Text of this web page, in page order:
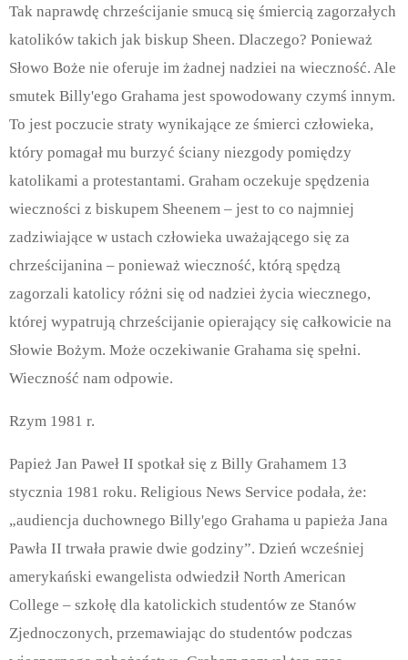
Tak naprawdę chrześcijanie smucą się śmiercią zagorzałych
katolików takich jak biskup Sheen. Dlaczego? Ponieważ
Słowo Boże nie oferuje im żadnej nadziei na wieczność. Ale
smutek Billy'ego Grahama jest spowodowany czymś innym.
To jest poczucie straty wynikające ze śmierci człowieka,
który pomagał mu burzyć ściany niezgody pomiędzy
katolikami a protestantami. Graham oczekuje spędzenia
wieczności z biskupem Sheenem – jest to co najmniej
zadziwiające w ustach człowieka uważającego się za
chrześcijanina – ponieważ wieczność, którą spędzą
zagorzali katolicy różni się od nadziei życia wiecznego,
której wypatrują chrześcijanie opierający się całkowicie na
Słowie Bożym. Może oczekiwanie Grahama się spełni.
Wieczność nam odpowie.
Rzym 1981 r.
Papież Jan Paweł II spotkał się z Billy Grahamem 13
stycznia 1981 roku. Religious News Service podała, że:
„audiencja duchownego Billy'ego Grahama u papieża Jana
Pawła II trwała prawie dwie godziny”. Dzień wcześniej
amerykański ewangelista odwiedził North American
College – szkołę dla katolickich studentów ze Stanów
Zjednoczonych, przemawiając do studentów podczas